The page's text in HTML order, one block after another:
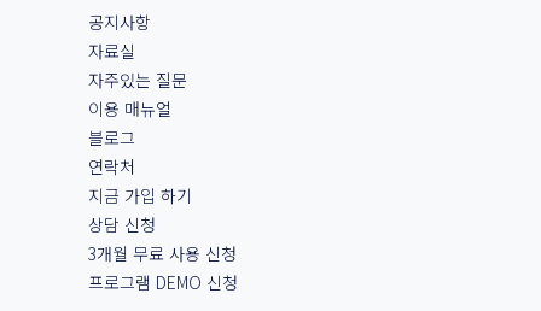
공지사항
자료실
자주있는 질문
이용 매뉴얼
블로그
연락처
지금 가입 하기
상담 신청
3개월 무료 사용 신청
프로그램 DEMO 신청